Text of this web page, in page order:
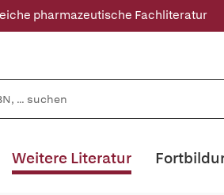
pharmazeutische Fachliteratur
Weitere Literatur